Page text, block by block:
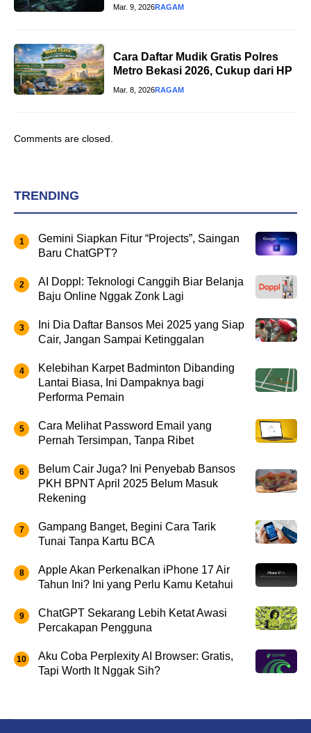
Mar. 9, 2026RAGAM
Cara Daftar Mudik Gratis Polres
Metro Bekasi 2026, Cukup dari HP
Mar. 8, 2026RAGAM
Comments are closed.
TRENDING
Gemini Siapkan Fitur “Projects”, Saingan
Baru ChatGPT?
AI Doppl: Teknologi Canggih Biar Belanja
Baju Online Nggak Zonk Lagi
Ini Dia Daftar Bansos Mei 2025 yang Siap
Cair, Jangan Sampai Ketinggalan
Kelebihan Karpet Badminton Dibanding
Lantai Biasa, Ini Dampaknya bagi
Performa Pemain
Cara Melihat Password Email yang
Pernah Tersimpan, Tanpa Ribet
Belum Cair Juga? Ini Penyebab Bansos
PKH BPNT April 2025 Belum Masuk
Rekening
Gampang Banget, Begini Cara Tarik
Tunai Tanpa Kartu BCA
Apple Akan Perkenalkan iPhone 17 Air
Tahun Ini? Ini yang Perlu Kamu Ketahui
ChatGPT Sekarang Lebih Ketat Awasi
Percakapan Pengguna
Aku Coba Perplexity AI Browser: Gratis,
Tapi Worth It Nggak Sih?